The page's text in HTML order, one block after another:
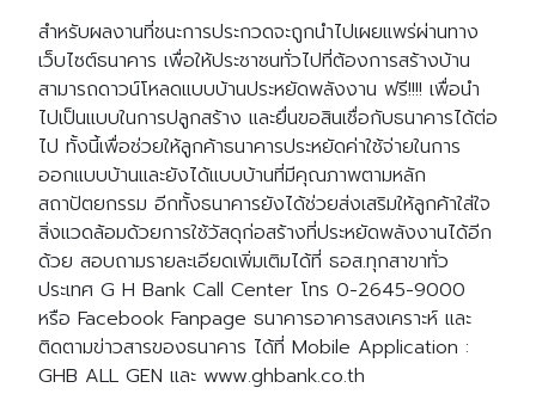
สำหรับผลงานที่ชนะการประกวดจะถูกนำไปเผยแพร่ผ่านทาง
เว็บไซต์ธนาคาร เพื่อให้ประชาชนทั่วไปที่ต้องการสร้างบ้าน
สามารถดาวน์โหลดแบบบ้านประหยัดพลังงาน ฟรี!!!! เพื่อนำ
ไปเป็นแบบในการปลูกสร้าง และยื่นขอสินเชื่อกับธนาคารได้ต่อ
ไป ทั้งนี้เพื่อช่วยให้ลูกค้าธนาคารประหยัดค่าใช้จ่ายในการ
ออกแบบบ้านและยังได้แบบบ้านที่มีคุณภาพตามหลัก
สถาปัตยกรรม อีกทั้งธนาคารยังได้ช่วยส่งเสริมให้ลูกค้าใส่ใจ
สิ่งแวดล้อมด้วยการใช้วัสดุก่อสร้างที่ประหยัดพลังงานได้อีก
ด้วย สอบถามรายละเอียดเพิ่มเติมได้ที่ ธอส.ทุกสาขาทั่ว
ประเทศ G H Bank Call Center โทร 0-2645-9000
หรือ Facebook Fanpage ธนาคารอาคารสงเคราะห์ และ
ติดตามข่าวสารของธนาคาร ได้ที่ Mobile Application :
GHB ALL GEN และ www.ghbank.co.th